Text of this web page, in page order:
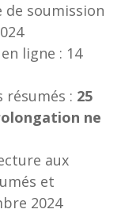
soumission
ligne : 14
résumés : 25
ne
aux
et
2024